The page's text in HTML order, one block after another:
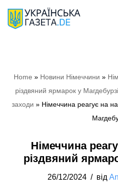
Перейти
Home » Новини Німеччини »
різдвяний ярмарок у
заходи » Німеччина реагує на
Німеччина
різдвяний
26/12/2024 від